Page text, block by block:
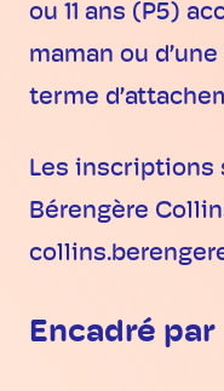
ou 11 ans (P5)
maman ou
terme
Les inscriptions
Bérengère
Encadré par